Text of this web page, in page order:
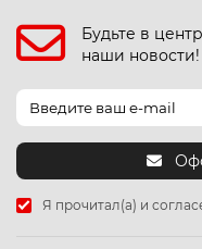
Будьте в
наши
Я прочитал(а) и